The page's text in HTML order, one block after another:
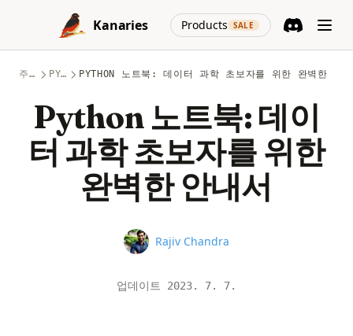
Skip to content
Kanaries
Products SALE
(opens in a
주제 PYTHON PYTHON 노트북: 데이터 과학 초보자를 위한 완벽한 안
Python 노트북: 데이
터 과학 초보자를 위한
완벽한 안내서
Name
Rajiv Chandra
업데이트 2023. 7. 7.